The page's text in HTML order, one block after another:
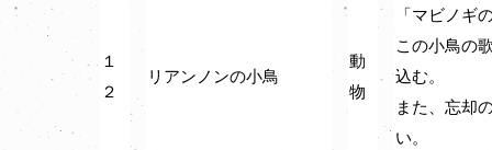
１
２
リアンノンの小鳥
動
物
「マビノギ
この小鳥の
込む。
また、忘却
い。